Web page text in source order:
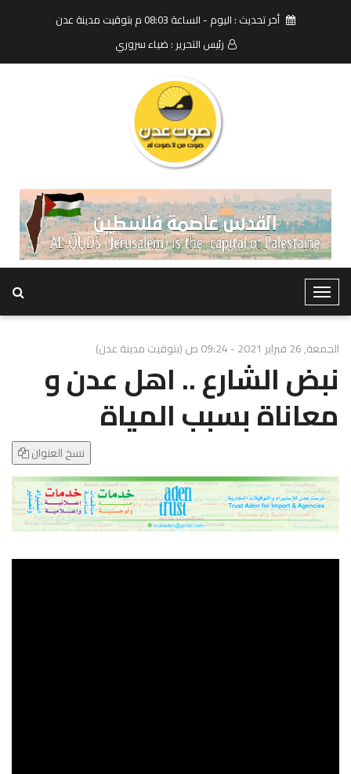
أخر تحديث : اليوم - الساعة 08:03 م بتوقيت مدينة عدن
رئيس التحرير : ضياء سروري
T
o
g
e
N
a
g
a
t
o
الجمعة, 26 فبراير 2021 - 09:24 ص (بتوقيت مدينة عدن)
نبض الشارع .. اهل عدن و
معاناة بسبب المياة
نسخ العنوان